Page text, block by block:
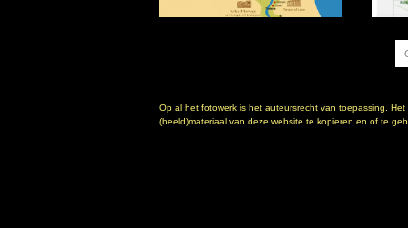
Op al het fotowerk is het auteursrecht van toepassing.
(beeld)materiaal van deze website te kopieren en of te